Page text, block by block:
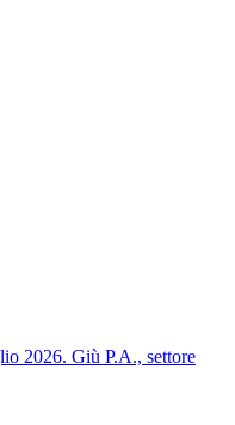
2026. Giù P.A., settore